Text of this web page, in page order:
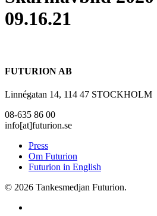
09.16.21
FUTURION AB
Linnégatan 14, 114 47 STOCKHOLM
08-635 86 00
info[at]futurion.se
Press
Om Futurion
Futurion in English
© 2026 Tankesmedjan Futurion.